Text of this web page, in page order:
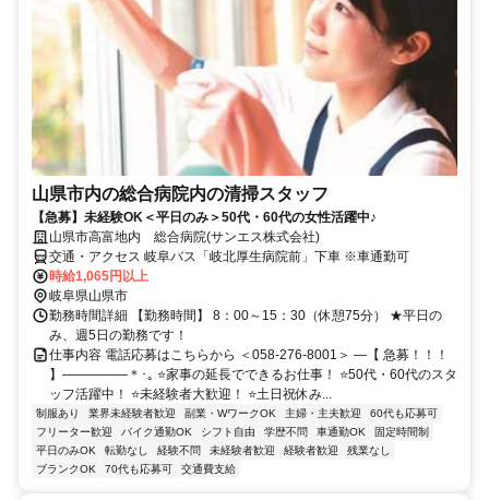
山県市内の総合病院内の清掃スタッフ
【急募】未経験OK＜平日のみ＞50代・60代の女性活躍中♪
山県市高富地内 総合病院(サンエス株式会社)
交通・アクセス 岐阜バス「岐北厚生病院前」下車 ※車通勤可
時給1,065円以上
岐阜県山県市
勤務時間詳細 【勤務時間】 8：00～15：30（休憩75分） ★平日の
み、週5日の勤務です！
仕事内容 電話応募はこちらから ＜058-276-8001＞ ―【 急募！！！
】―――――＊･｡ ⭐家事の延長でできるお仕事！ ⭐50代・60代のスタ
ッフ活躍中！ ⭐未経験者大歓迎！ ⭐土日祝休み...
制服あり 業界未経験者歓迎 副業・WワークOK 主婦・主夫歓迎
60代も応募可
フリーター歓迎
バイク通勤OK シフト自由 学歴不問 車通勤OK
固定時間制
平日のみOK
転勤なし 経験不問 未経験者歓迎 経験者歓迎
残業なし
ブランクOK
70代も応募可 交通費支給